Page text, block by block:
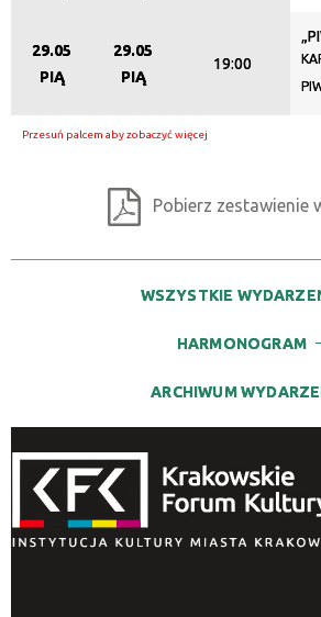
29.05
PIĄ
29.05
PIĄ
19:00
Pobierz zestawienie
WSZYSTKIE
HARMONOGRAM
ARCHIWUM